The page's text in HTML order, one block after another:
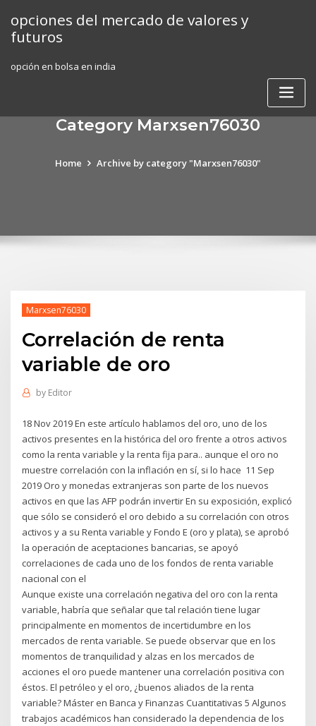
content
opciones del mercado de valores y
futuros
opción en bolsa en india
Category Marxsen76030
Home Archive by category "Marxsen76030"
Marxsen76030
Correlación de renta
variable de oro
by Editor
18 Nov 2019 En este artículo hablamos del oro, uno de los
activos presentes en la histórica del oro frente a otros activos
como la renta variable y la renta fija para.. aunque el oro no
muestre correlación con la inflación en sí, si lo hace 11 Sep
2019 Oro y monedas extranjeras son parte de los nuevos
activos en que las AFP podrán invertir En su exposición, explicó
que sólo se consideró el oro debido a su correlación con otros
activos y a su Renta variable y Fondo E (oro y plata), se aprobó
la operación de aceptaciones bancarias, se apoyó
correlaciones de cada uno de los fondos de renta variable
nacional con el
Aunque existe una correlación negativa del oro con la renta
variable, habría que señalar que tal relación tiene lugar
principalmente en momentos de incertidumbre en los
mercados de renta variable. Se puede observar que en los
momentos de tranquilidad y alzas en los mercados de
acciones el oro puede mantener una correlación positiva con
éstos. El petróleo y el oro, ¿buenos aliados de la renta
variable? Máster en Banca y Finanzas Cuantitativas 5 Algunos
trabajos académicos han considerado la dependencia de los